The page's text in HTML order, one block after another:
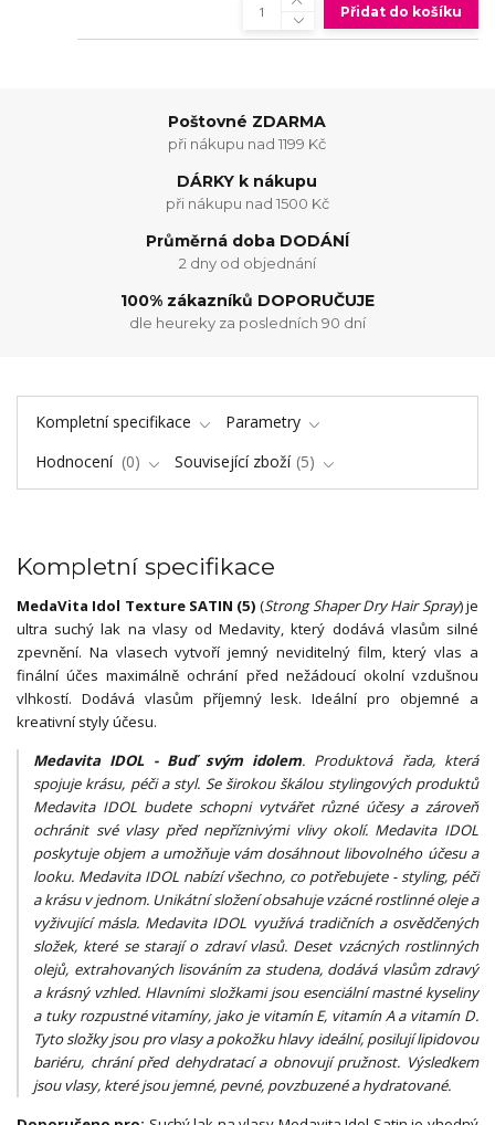
Přidat do košíku
Poštovné ZDARMA
při nákupu nad 1199 Kč
DÁRKY k nákupu
při nákupu nad 1500 Kč
Průměrná doba DODÁNÍ
2 dny od objednání
100% zákazníků DOPORUČUJE
dle heureky za posledních 90 dní
Kompletní specifikace
Parametry
Hodnocení
0 Související zboží 5
Kompletní specifikace
MedaVita Idol Texture SATIN (5)(Strong Shaper Dry Hair Spray) je
ultra suchý lak na vlasy od Medavity, který dodává vlasům silné
zpevnění. Na vlasech vytvoří jemný neviditelný film, který vlas a
finální účes maximálně ochrání před nežádoucí okolní vzdušnou
vlhkostí. Dodává vlasům příjemný lesk. Ideální pro objemné a
kreativní styly účesu.
Medavita IDOL - Buď svým idolem. Produktová řada, která
spojuje krásu, péči a styl. Se širokou škálou stylingových produktů
Medavita IDOL budete schopni vytvářet různé účesy a zároveň
ochránit své vlasy před nepříznivými vlivy okolí. Medavita IDOL
poskytuje objem a umožňuje vám dosáhnout libovolného účesu a
looku. Medavita IDOL nabízí všechno, co potřebujete - styling, péči
a krásu v jednom. Unikátní složení obsahuje vzácné rostlinné oleje a
vyživující másla. Medavita IDOL využívá tradičních a osvědčených
složek, které se starají o zdraví vlasů. Deset vzácných rostlinných
olejů, extrahovaných lisováním za studena, dodává vlasům zdravý
a krásný vzhled. Hlavními složkami jsou esenciální mastné kyseliny
a tuky rozpustné vitamíny, jako je vitamín E, vitamín A a vitamín D.
Tyto složky jsou pro vlasy a pokožku hlavy ideální, posilují lipidovou
bariéru, chrání před dehydratací a obnovují pružnost. Výsledkem
jsou vlasy, které jsou jemné, pevné, povzbuzené a hydratované.